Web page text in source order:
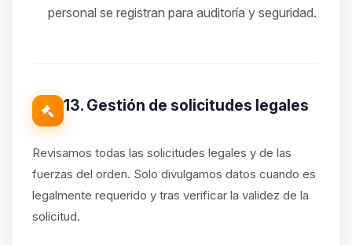
personal se registran para auditoría y seguridad.
13. Gestión de solicitudes legales
Revisamos todas las solicitudes legales y de las
fuerzas del orden. Solo divulgamos datos cuando es
legalmente requerido y tras verificar la validez de la
solicitud.